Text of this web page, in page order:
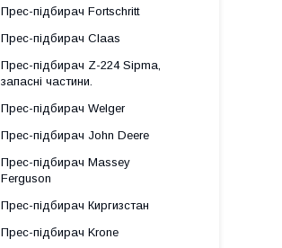
Прес-підбирач Fortschritt
Прес-підбирач Claas
Прес-підбирач Z-224 Sipma,
запасні частини.
Прес-підбирач Welger
Прес-підбирач John Deere
Прес-підбирач Massey
Ferguson
Прес-підбирач Киргизстан
Прес-підбирач Krone